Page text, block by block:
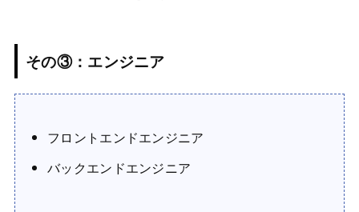
その③：エンジニア
フロントエンドエンジニア
バックエンドエンジニア